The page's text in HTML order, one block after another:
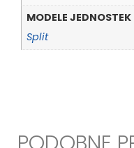
MODELE JEDNOSTEK
Split